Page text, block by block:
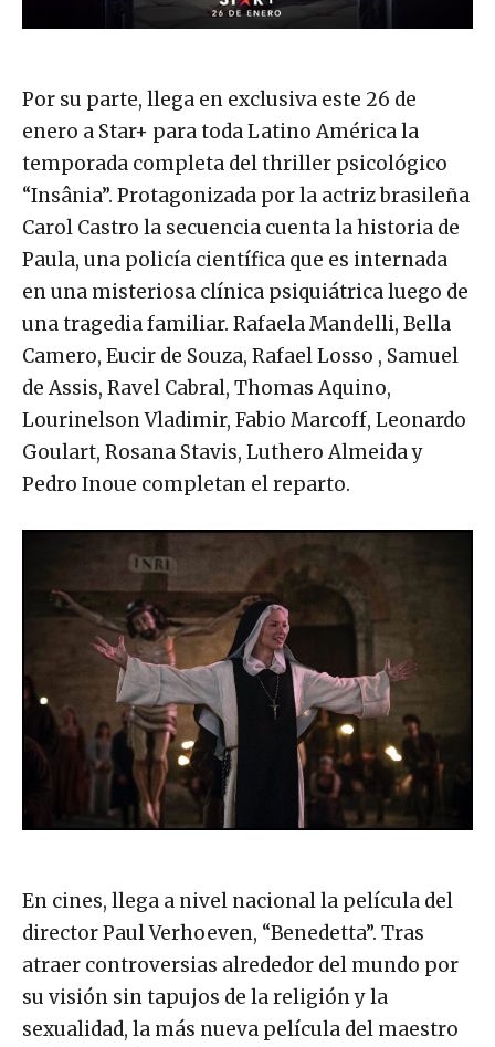
Por su parte, llega en exclusiva este 26 de
enero a Star+ para toda Latino América la
temporada completa del thriller psicológico
“Insânia”. Protagonizada por la actriz brasileña
Carol Castro la secuencia cuenta la historia de
Paula, una policía científica que es internada
en una misteriosa clínica psiquiátrica luego de
una tragedia familiar. Rafaela Mandelli, Bella
Camero, Eucir de Souza, Rafael Losso , Samuel
de Assis, Ravel Cabral, Thomas Aquino,
Lourinelson Vladimir, Fabio Marcoff, Leonardo
Goulart, Rosana Stavis, Luthero Almeida y
Pedro Inoue completan el reparto.
En cines, llega a nivel nacional la película del
director Paul Verhoeven, “Benedetta”. Tras
atraer controversias alrededor del mundo por
su visión sin tapujos de la religión y la
sexualidad, la más nueva película del maestro